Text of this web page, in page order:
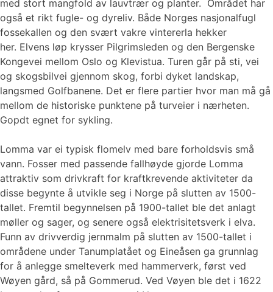
med stort mangfold av lauvtrær og planter. Området har
også et rikt fugle- og dyreliv. Både Norges nasjonalfugl
fossekallen og den svært vakre vintererla hekker
her. Elvens løp krysser Pilgrimsleden og den Bergenske
Kongevei mellom Oslo og Klevistua. Turen går på sti, vei
og skogsbilvei gjennom skog, forbi dyket landskap,
langsmed Golfbanene. Det er flere partier hvor man må gå
mellom de historiske punktene på turveier i nærheten.
Gopdt egnet for sykling.
Lomma var ei typisk flomelv med bare forholdsvis små
vann. Fosser med passende fallhøyde gjorde Lomma
attraktiv som drivkraft for kraftkrevende aktiviteter da
disse begynte å utvikle seg i Norge på slutten av 1500-
tallet. Fremtil begynnelsen på 1900-tallet ble det anlagt
møller og sager, og senere også elektrisitetsverk i elva.
Funn av drivverdig jernmalm på slutten av 1500-tallet i
områdene under Tanumplatået og Eineåsen ga grunnlag
for å anlegge smelteverk med hammerverk, først ved
Wøyen gård, så på Gommerud. Ved Vøyen ble det i 1622